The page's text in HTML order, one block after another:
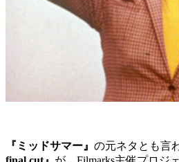
『ミッドサマー』 の元ネタとも言